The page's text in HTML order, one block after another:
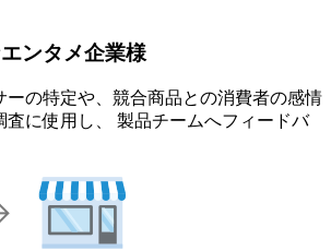
ンタメ企業様
ーの特定や、競合商品との消費者の感情
査に使用し、 製品チームへフィードバ